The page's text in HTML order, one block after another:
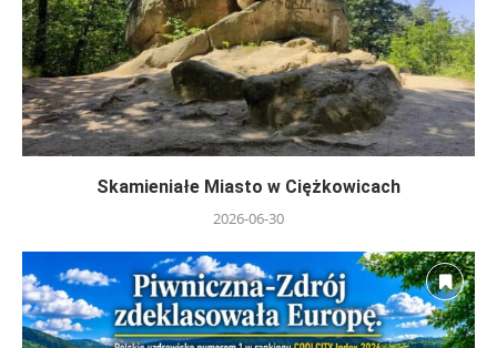
Skamieniałe Miasto w Ciężkowicach
2026-06-30